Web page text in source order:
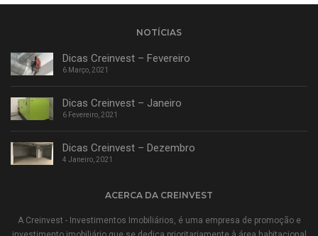
NOTÍCIAS
Dicas Creinvest – Fevereiro
6 Março, 2021
Dicas Creinvest – Janeiro
6 Fevereiro, 2021
Dicas Creinvest – Dezembro
4 Janeiro, 2021
ACERCA DA CREINVEST
A Creinvest - Investimentos Imobiliários, é uma empresa de promoção e